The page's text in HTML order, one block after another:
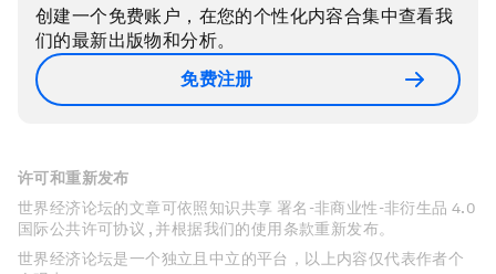
创建一个免费账户，在您的个性化内容合集中查看我
们的最新出版物和分析。
免费注册
许可和重新发布
世界经济论坛的文章可依照知识共享 署名-非商业性-非衍生品 4.0
国际公共许可协议 , 并根据我们的使用条款重新发布。
世界经济论坛是一个独立且中立的平台，以上内容仅代表作者个